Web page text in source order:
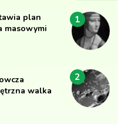
plan
masowymi
walka
1
2